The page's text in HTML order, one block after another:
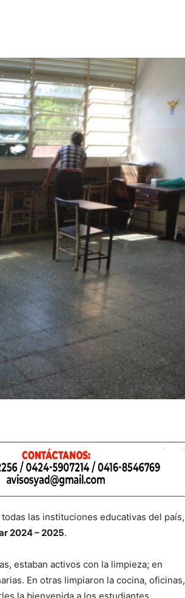
las instituciones educativas del país,
2024 – 2025.
estaban activos con la limpieza; en
En otras limpiaron la cocina, oficinas,